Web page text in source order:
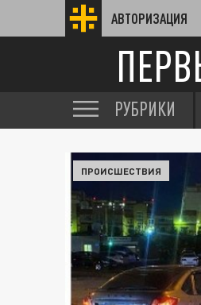
АВТОРИЗАЦИЯ
РУБРИКИ
ПРОИСШЕСТВИЯ